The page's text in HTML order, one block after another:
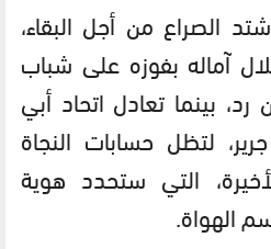
الصراع من أجل البقاء،
آماله بفوزه على شباب
بينما تعادل اتحاد أبي
لتظل حسابات النجاة
التي ستحدد هوية
الهواة.